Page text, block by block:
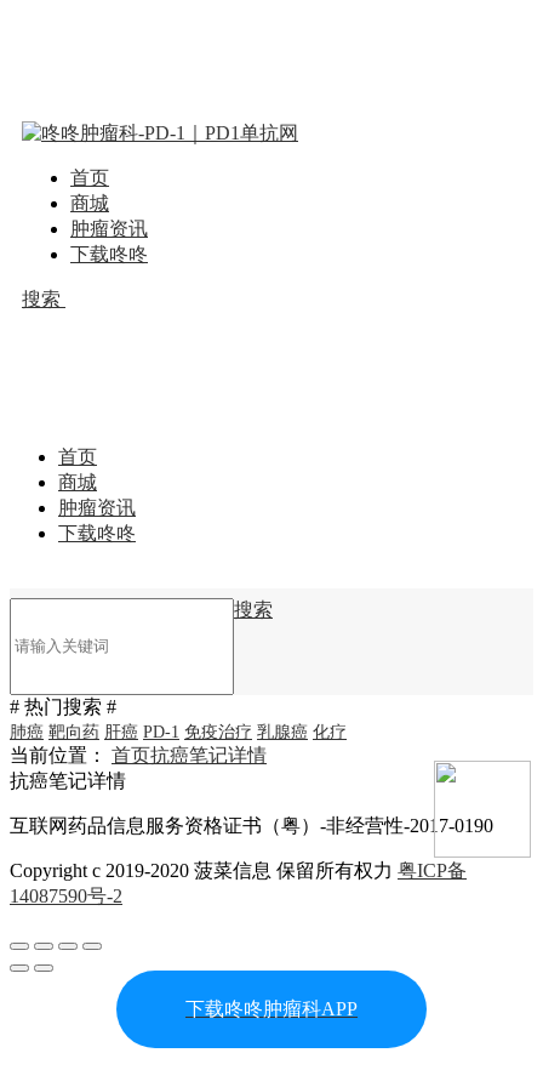
首页
商城
肿瘤资讯
下载咚咚
搜索
首页
商城
肿瘤资讯
下载咚咚
搜索
# 热门搜索 #
肺癌 靶向药 肝癌 PD-1 免疫治疗 乳腺癌 化疗
当前位置： 首页抗癌笔记详情
抗癌笔记详情
互联网药品信息服务资格证书（粤）-非经营性-2017-0190
Copyright c 2019-2020 菠菜信息 保留所有权力 粤ICP备
14087590号-2
下载咚咚肿瘤科APP